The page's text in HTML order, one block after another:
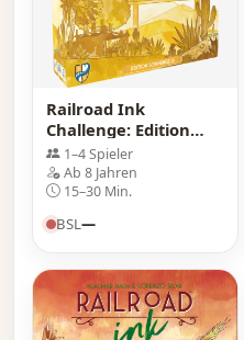
Railroad Ink
Challenge: Edition
Sonnengelb
1–4 Spieler
Ab 8 Jahren
15–30 Min.
BSL —